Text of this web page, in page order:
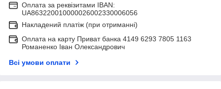
Оплата за реквізитами IBAN:
UA863220010000026002330006056
Накладений платіж (при отриманні)
Оплата на карту Приват банка 4149 6293 7805 1163
Романенко Іван Олександрович
Всі умови оплати